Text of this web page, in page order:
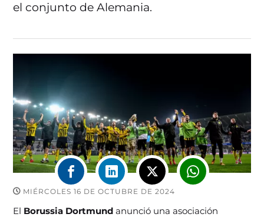
el conjunto de Alemania.
MIÉRCOLES 16 DE OCTUBRE DE 2024
El Borussia Dortmund anunció una asociación